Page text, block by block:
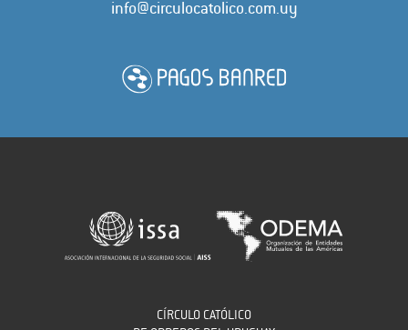
info@circulocatolico.com.uy
CÍRCULO CATÓLICO